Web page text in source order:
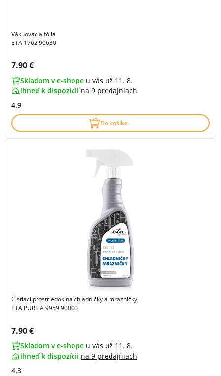
Vákuovacia fólia
ETA 1762 90630
Cena s DPH:
7.90 €
Skladom v e-shope u vás už 11. 8.
ihneď k dispozícii na 9 predajniach
4.9
Do košíka
Čistiaci prostriedok na chladničky a mrazničky
ETA PURITA 9959 90000
Cena s DPH:
7.90 €
Skladom v e-shope u vás už 11. 8.
ihneď k dispozícii na 9 predajniach
4.3